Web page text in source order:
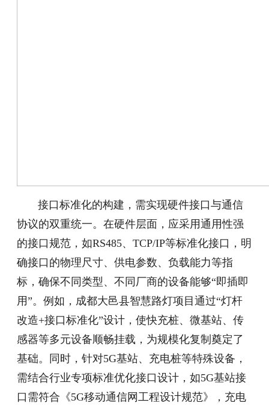
接口标准化的构建，需实现硬件接口与通信
协议的双重统一。在硬件层面，应采用通用性强
的接口规范，如RS485、TCP/IP等标准化接口，明
确接口的物理尺寸、供电参数、负载能力等指
标，确保不同类型、不同厂商的设备能够“即插即
用”。例如，成都大邑县智慧路灯项目通过“灯杆
改造+接口标准化”设计，使快充桩、微基站、传
感器等多元设备顺畅挂载，为规模化复制奠定了
基础。同时，针对5G基站、充电桩等特殊设备，
需结合行业专项标准优化接口设计，如5G基站接
口需符合《5G移动通信网工程设计规范》，充电